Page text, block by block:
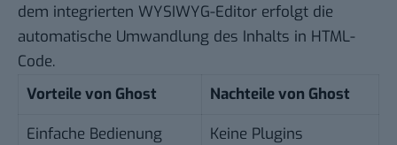
dem integrierten WYSIWYG-Editor erfolgt die
automatische Umwandlung des Inhalts in HTML-
Code.
Vorteile von Ghost
Nachteile von Ghost
Einfache Bedienung
Keine Plugins